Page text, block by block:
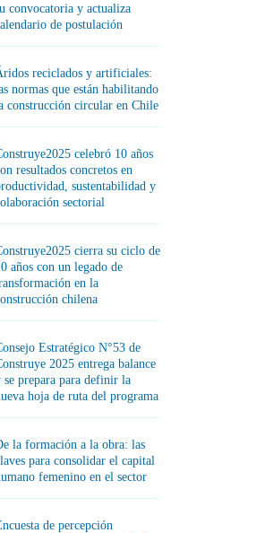
convocatoria y actualiza
de postulación
reciclados y artificiales:
normas que están habilitando
construcción circular en Chile
celebró 10 años
resultados concretos en
sustentabilidad y
sectorial
cierra su ciclo de
años con un legado de
en la
chilena
Estratégico N°53 de
2025 entrega balance
se prepara para definir la
hoja de ruta del programa
la formación a la obra: las
para consolidar el capital
femenino en el sector
de percepción